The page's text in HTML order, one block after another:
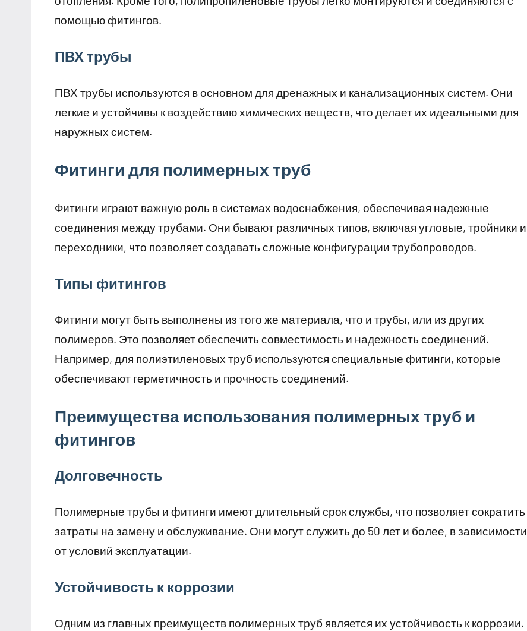
помощью фитингов.
ПВХ трубы
ПВХ трубы используются в основном для дренажных и канализационных систем. Они
легкие и устойчивы к воздействию химических веществ, что делает их идеальными для
наружных систем.
Фитинги для полимерных труб
Фитинги играют важную роль в системах водоснабжения, обеспечивая надежные
соединения между трубами. Они бывают различных типов, включая угловые, тройники и
переходники, что позволяет создавать сложные конфигурации трубопроводов.
Типы фитингов
Фитинги могут быть выполнены из того же материала, что и трубы, или из других
полимеров. Это позволяет обеспечить совместимость и надежность соединений.
Например, для полиэтиленовых труб используются специальные фитинги, которые
обеспечивают герметичность и прочность соединений.
Преимущества использования полимерных труб и
фитингов
Долговечность
Полимерные трубы и фитинги имеют длительный срок службы, что позволяет сократить
затраты на замену и обслуживание. Они могут служить до 50 лет и более, в зависимости
от условий эксплуатации.
Устойчивость к коррозии
Одним из главных преимуществ полимерных труб является их устойчивость к коррозии.